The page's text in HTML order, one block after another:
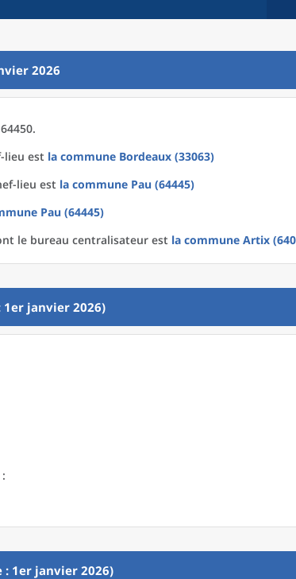
2026
lieu est la commune Bordeaux (33063)
lieu est la commune Pau (64445)
Pau (64445)
le bureau centralisateur est la commune Artix
1er janvier 2026)
1er janvier 2026)